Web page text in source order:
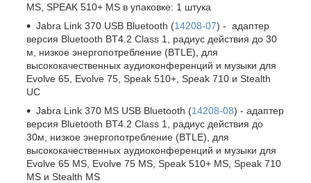
MS, SPEAK 510+ MS в упаковке: 1 штука
Jabra Link 370 USB Bluetooth (14208-07) - адаптер
версия Bluetooth BT4.2 Class 1, радиус действия до 30
м, низкое энергопотребление (BTLE), для
высококачественных аудиоконференций и музыки для
Evolve 65, Evolve 75, Speak 510+, Speak 710 и Stealth
UC
Jabra Link 370 MS USB Bluetooth (14208-08) - адаптер
версия Bluetooth BT4.2 Class 1, радиус действия до
30м, низкое энергопотребление (BTLE), для
высококачественных аудиоконференций и музыки для
Evolve 65 MS, Evolve 75 MS, Speak 510+ MS, Speak 710
MS и Stealth MS